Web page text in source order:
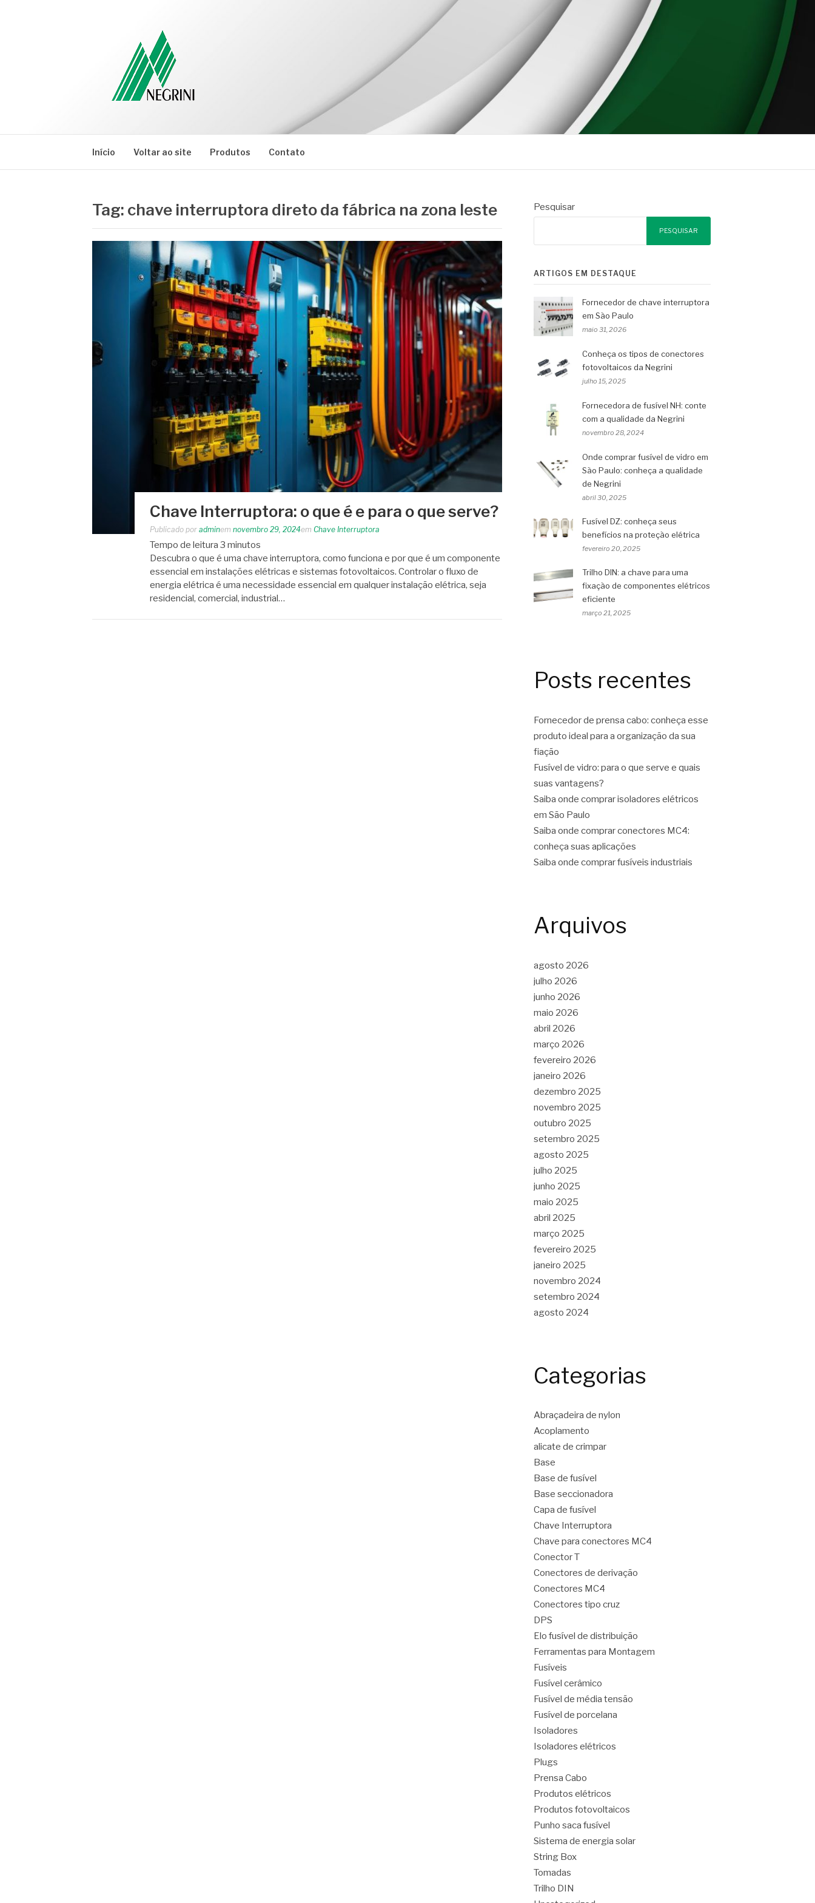
Início Voltar ao site Produtos Contato
Tag: chave interruptora direto da fábrica na zona leste
Chave Interruptora: o que é e para o que serve?
Publicado por adminem novembro 29, 2024em Chave Interruptora
Tempo de leitura 3 minutos
Descubra o que é uma chave interruptora, como funciona e por que é um componente
essencial em instalações elétricas e sistemas fotovoltaicos. Controlar o fluxo de
energia elétrica é uma necessidade essencial em qualquer instalação elétrica, seja
residencial, comercial, industrial…
Pesquisar
PESQUISAR
ARTIGOS EM DESTAQUE
Fornecedor de chave interruptora
em São Paulo
maio 31, 2026
Conheça os tipos de conectores
fotovoltaicos da Negrini
julho 15, 2025
Fornecedora de fusível NH: conte
com a qualidade da Negrini
novembro 28, 2024
Onde comprar fusível de vidro em
São Paulo: conheça a qualidade
de Negrini
abril 30, 2025
Fusível DZ: conheça seus
benefícios na proteção elétrica
fevereiro 20, 2025
Trilho DIN: a chave para uma
fixação de componentes elétricos
eficiente
março 21, 2025
Posts recentes
Fornecedor de prensa cabo: conheça esse
produto ideal para a organização da sua
fiação
Fusível de vidro: para o que serve e quais
suas vantagens?
Saiba onde comprar isoladores elétricos
em São Paulo
Saiba onde comprar conectores MC4:
conheça suas aplicações
Saiba onde comprar fusíveis industriais
Arquivos
agosto 2026
julho 2026
junho 2026
maio 2026
abril 2026
março 2026
fevereiro 2026
janeiro 2026
dezembro 2025
novembro 2025
outubro 2025
setembro 2025
agosto 2025
julho 2025
junho 2025
maio 2025
abril 2025
março 2025
fevereiro 2025
janeiro 2025
novembro 2024
setembro 2024
agosto 2024
Categorias
Abraçadeira de nylon
Acoplamento
alicate de crimpar
Base
Base de fusível
Base seccionadora
Capa de fusível
Chave Interruptora
Chave para conectores MC4
Conector T
Conectores de derivação
Conectores MC4
Conectores tipo cruz
DPS
Elo fusível de distribuição
Ferramentas para Montagem
Fusíveis
Fusível cerâmico
Fusível de média tensão
Fusível de porcelana
Isoladores
Isoladores elétricos
Plugs
Prensa Cabo
Produtos elétricos
Produtos fotovoltaicos
Punho saca fusível
Sistema de energia solar
String Box
Tomadas
Trilho DIN